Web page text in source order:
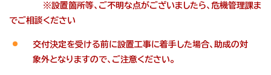
※設置箇所等、ご不明な点がございましたら、危機管理課ま
でご相談ください
交付決定を受ける前に設置工事に着手した場合、助成の対
象外となりますので、ご注意ください。